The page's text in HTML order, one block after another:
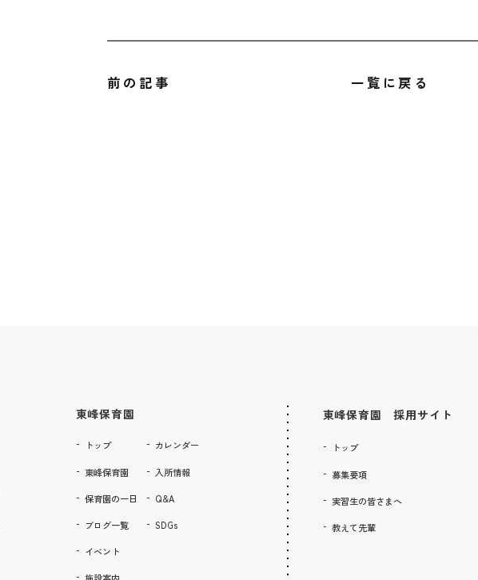
前の記事 一覧に戻る
東峰保育園
トップ
東峰保育園
保育園の一日
ブログ一覧
イベント
カレンダー
入所情報
Q&A
SDGs
東峰保育園 採用サイト
トップ
募集要項
実習生の皆さまへ
教えて先輩